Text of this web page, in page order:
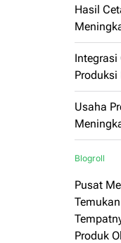
Hasil
Integrasi
Usaha
Blogroll
Pusat
Produk